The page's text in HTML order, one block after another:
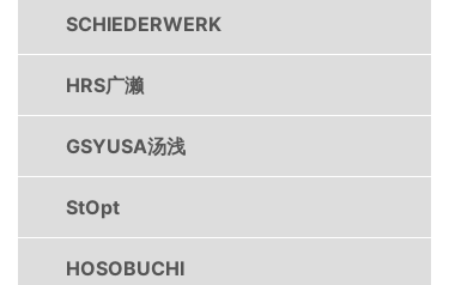
SCHIEDERWERK
HRS广濑
GSYUSA汤浅
StOpt
HOSOBUCHI